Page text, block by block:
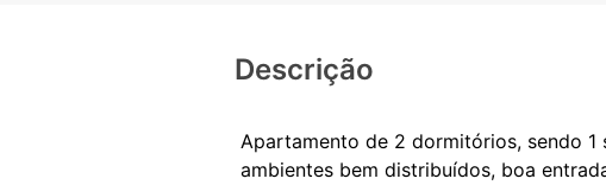
Descrição
Apartamento de 2 dormitórios, sendo 1
ambientes bem distribuídos, boa